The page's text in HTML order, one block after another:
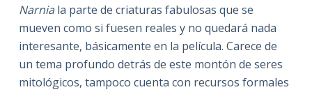
Narniala parte de criaturas fabulosas que se
mueven como si fuesen reales y no quedará nada
interesante, básicamente en la película. Carece de
un tema profundo detrás de este montón de seres
mitológicos, tampoco cuenta con recursos formales